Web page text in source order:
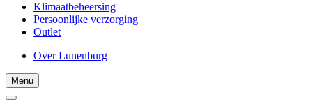
Klimaatbeheersing
Persoonlijke verzorging
Outlet
Over Lunenburg
Menu